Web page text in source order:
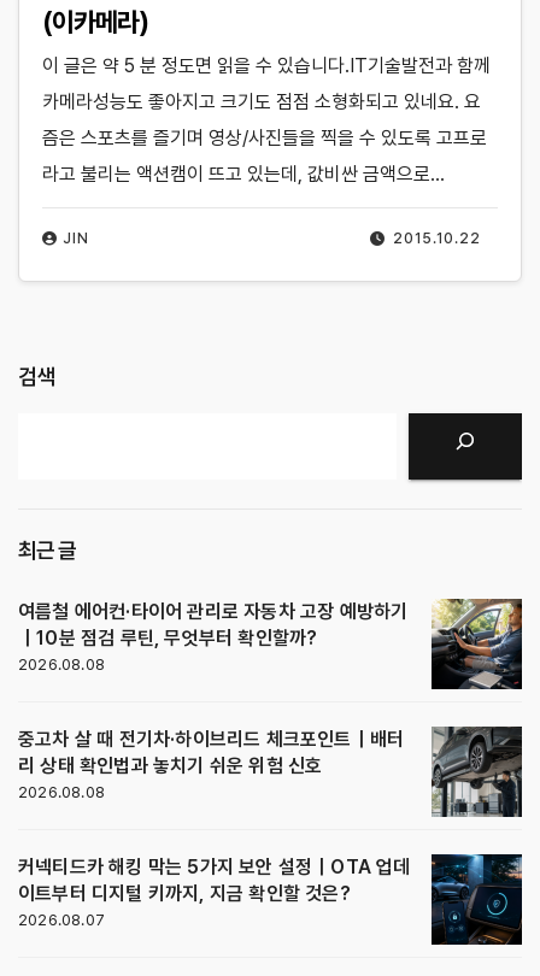
(이카메라)
2015.10.22
JIN
이 글은 약 5 분 정도면 읽을 수 있습니다.IT기술발전과 함께
카메라성능도 좋아지고 크기도 점점 소형화되고 있네요. 요
즘은 스포츠를 즐기며 영상/사진들을 찍을 수 있도록 고프로
라고 불리는 액션캠이 뜨고 있는데, 값비싼 금액으로…
검색
최근 글
여름철 에어컨·타이어 관리로 자동차 고장 예방하기
｜10분 점검 루틴, 무엇부터 확인할까?
2026.08.08
중고차 살 때 전기차·하이브리드 체크포인트｜배터
리 상태 확인법과 놓치기 쉬운 위험 신호
2026.08.08
커넥티드카 해킹 막는 5가지 보안 설정｜OTA 업데
이트부터 디지털 키까지, 지금 확인할 것은?
2026.08.07